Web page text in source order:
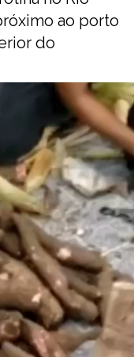
ao porto
do